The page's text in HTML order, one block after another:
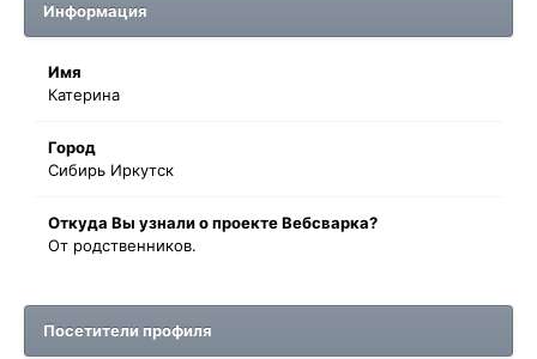
Информация
Имя
Катерина
Город
Сибирь Иркутск
Oткyдa Вы узнaли o проекте Вебсварка?
От родственников.
Посетители профиля